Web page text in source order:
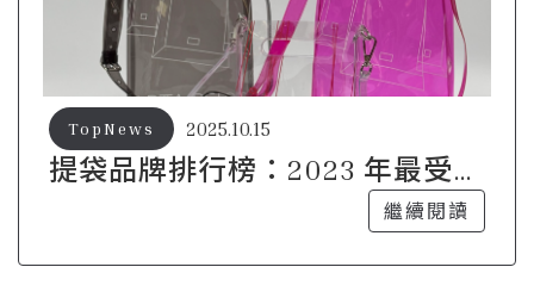
提袋品牌排行榜：2023 年最受歡
2025.10.15
TopNews
繼續閱讀